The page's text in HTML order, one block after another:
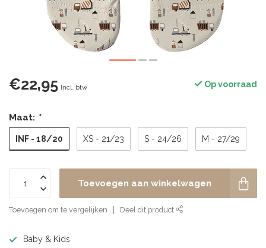
€22,95 Incl. btw Op voorraad
Maat: *
INF - 18/20 XS - 21/23 S - 24/26 M - 27/29
Toevoegen aan winkelwagen
Toevoegen om te vergelijken Deel dit product
Baby & Kids